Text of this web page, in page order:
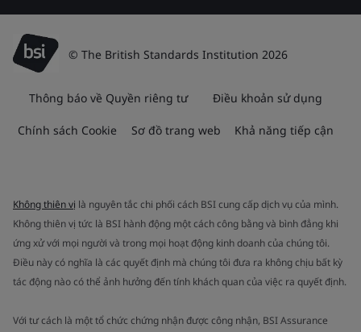
© The British Standards Institution 2026
Thông báo về Quyền riêng tư Điều khoản sử dụng
Chính sách Cookie Sơ đồ trang web Khả năng tiếp cận
Không thiên vị là nguyên tắc chi phối cách BSI cung cấp dịch vụ của mình.
Không thiên vị tức là BSI hành động một cách công bằng và bình đẳng khi
ứng xử với mọi người và trong mọi hoạt động kinh doanh của chúng tôi.
Điều này có nghĩa là các quyết định mà chúng tôi đưa ra không chịu bất kỳ
tác động nào có thể ảnh hưởng đến tính khách quan của việc ra quyết định.
Với tư cách là một tổ chức chứng nhận được công nhận, BSI Assurance